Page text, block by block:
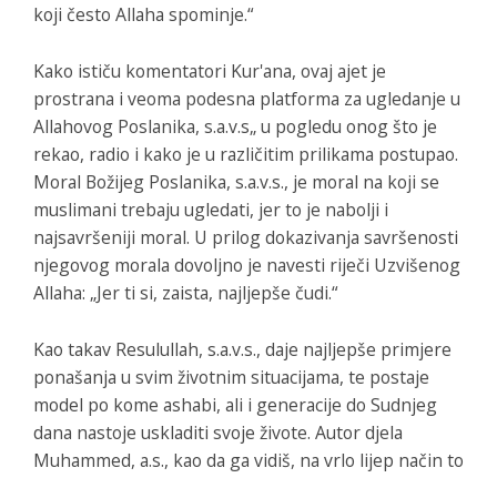
koji često Allaha spominje.“
Kako ističu komentatori Kur'ana, ovaj ajet je
prostrana i veoma podesna platforma za ugledanje u
Allahovog Poslanika, s.a.v.s„ u pogledu onog što je
rekao, radio i kako je u različitim prilikama postupao.
Moral Božijeg Poslanika, s.a.v.s., je moral na koji se
muslimani trebaju ugledati, jer to je nabolji i
najsavršeniji moral. U prilog dokazivanja savršenosti
njegovog morala dovoljno je navesti riječi Uzvišenog
Allaha: „Jer ti si, zaista, najljepše čudi.“
Kao takav Resulullah, s.a.v.s., daje najljepše primjere
ponašanja u svim životnim situacijama, te postaje
model po kome ashabi, ali i generacije do Sudnjeg
dana nastoje uskladiti svoje živote. Autor djela
Muhammed, a.s., kao da ga vidiš, na vrlo lijep način to